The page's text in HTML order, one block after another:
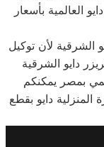
العالمية بأسعار
الشرقية لأن توكيل
دايو الشرقية
بمصر يمكنكم
دايو بقطع